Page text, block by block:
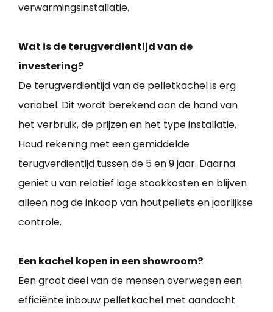
verwarmingsinstallatie.
Wat is de terugverdientijd van de
investering?
De terugverdientijd van de pelletkachel is erg
variabel. Dit wordt berekend aan de hand van
het verbruik, de prijzen en het type installatie.
Houd rekening met een gemiddelde
terugverdientijd tussen de 5 en 9 jaar. Daarna
geniet u van relatief lage stookkosten en blijven
alleen nog de inkoop van houtpellets en jaarlijkse
controle.
Een kachel kopen in een showroom?
Een groot deel van de mensen overwegen een
efficiënte inbouw pelletkachel met aandacht